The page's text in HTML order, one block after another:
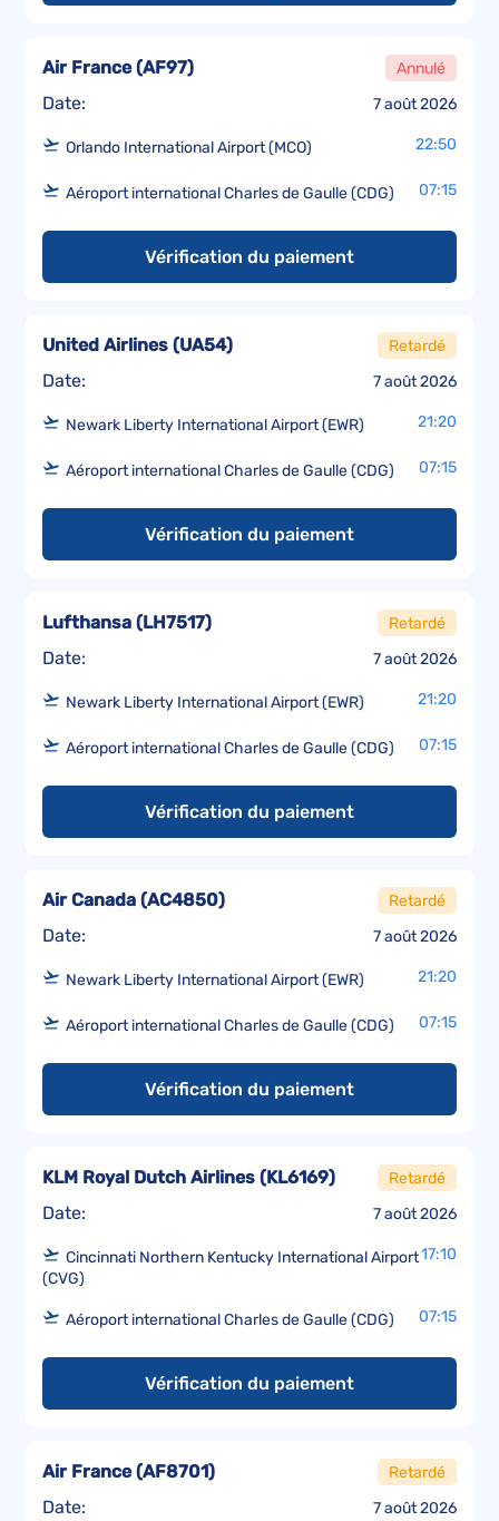
Date: 7 août 2026
Air France(AF97) Annulé
Orlando International Airport (MCO) 22:50
Aéroport international Charles de Gaulle (CDG) 07:15
Vérification du paiement
Date: 7 août 2026
United Airlines (UA54) Retardé
Newark Liberty International Airport (EWR) 21:20
Aéroport international Charles de Gaulle (CDG) 07:15
Vérification du paiement
Date: 7 août 2026
Lufthansa (LH7517) Retardé
Newark Liberty International Airport (EWR) 21:20
Aéroport international Charles de Gaulle (CDG) 07:15
Vérification du paiement
Date: 7 août 2026
Air Canada (AC4850) Retardé
Newark Liberty International Airport (EWR) 21:20
Aéroport international Charles de Gaulle (CDG) 07:15
Vérification du paiement
Date: 7 août 2026
KLM Royal Dutch Airlines (KL6169) Retardé
Cincinnati Northern Kentucky International Airport
(CVG)
17:10
Aéroport international Charles de Gaulle (CDG) 07:15
Vérification du paiement
Date: 7 août 2026
Air France(AF8701) Retardé